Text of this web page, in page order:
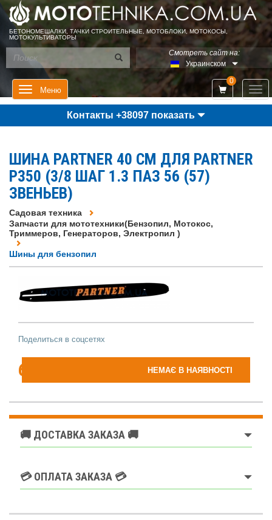
БЕТОНОМЕШАЛКИ, ТАЧКИ СТРОИТЕЛЬНЫЕ, МОТОБЛОКИ, МОТОКОСЫ,
МОТОКУЛЬТИВАТОРЫ
Смотреть сайт на:
Украинском
Меню
0
Контакты +38097 показать
ШИНА PARTNER 40 СМ ДЛЯ PARTNER
P350 (3/8 ШАГ 1.3 ПАЗ 56 (57)
ЗВЕНЬЕВ)
Садовая техника
Запчасти для мототехники(Бензопил, Мотокос,
Триммеров, Генераторов, Электропил )
Шины для бензопил
Поделиться в соцсетях
699 НЕМАЄ В НАЯВНОСТІ
🚚 ДОСТАВКА ЗАКАЗА 🚚
💳 ОПЛАТА ЗАКАЗА 💳